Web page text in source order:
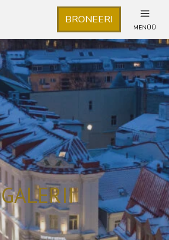
BRONEERI
MENÜÜ
GALERII